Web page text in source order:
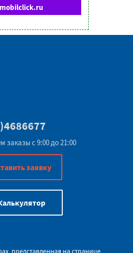
mobilclick.ru
заказы с 9:00 до 21:00
заявку
представленная на странице